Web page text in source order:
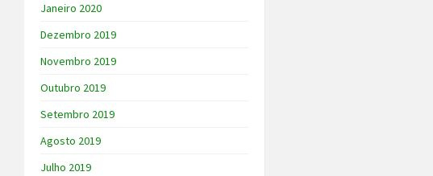
Janeiro 2020
Dezembro 2019
Novembro 2019
Outubro 2019
Setembro 2019
Agosto 2019
Julho 2019